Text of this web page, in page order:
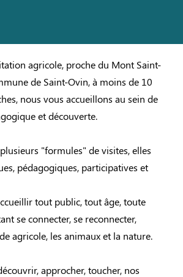
agricole, proche du Mont Saint-
de Saint-Ovin, à moins de 10
nous vous accueillons au sein de
et découverte.
"formules" de visites, elles
pédagogiques, participatives et
tout public, tout âge, toute
se connecter, se reconnecter,
agricole, les animaux et la nature.
approcher, toucher, nos